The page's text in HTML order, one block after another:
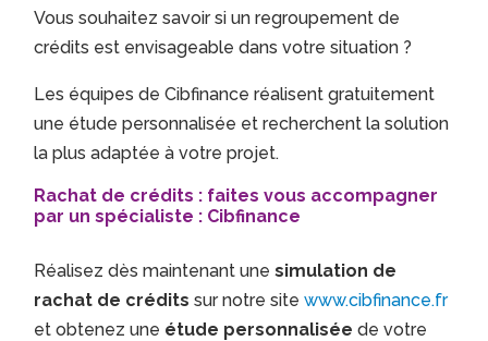
Vous souhaitez savoir si un regroupement de
crédits est envisageable dans votre situation ?
Les équipes de Cibfinance réalisent gratuitement
une étude personnalisée et recherchent la solution
la plus adaptée à votre projet.
Rachat de crédits : faites vous accompagner
par un spécialiste : Cibfinance
Réalisez dès maintenant unesimulation de
rachat de crédits sur notre sitewww.cibfinance.fr
et obtenez une étude personnalisée de votre